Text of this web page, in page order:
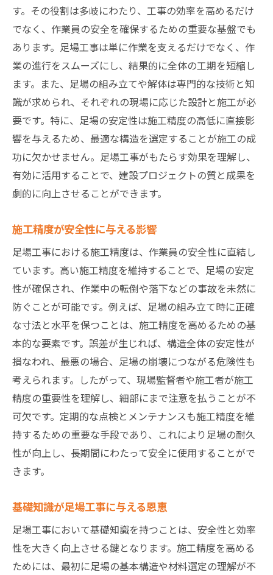
資格取得のメリットと現場での活用
施工精度向上に役立つ技術的要素
足場工事技術者に求められる資格と経験
足場工事における材料選定の影響とその改善策
適切な材料選定が施工精度に与える影響
施工現場における材料選定のポイント
改善された材料がもたらす施工精度の向上
環境に優しい材料選択の重要性
最新の材料技術とその活用法
熟練技術者による品質管理の手法
実践から学ぶ施工精度向上の秘訣
技術者の経験が施工精度に与える影響
足場工事の現場での品質向上テクニック
品質を高めるためのチームワークの重要性
成功したプロジェクトから学ぶ施工精度の
秘訣
柔軟な対応力が求められる足場工事の施工現場
施工現場での柔軟な対応が必要な理由
異なる現場条件への迅速な適応
予期せぬ事態に備えるための準備
柔軟な対応力が施工精度を高める
適応力がもたらす施工精度の向上
足場工事の施工精度を上げるための現場での工
夫
現場で活用できる施工精度向上のヒント
す。その役割は多岐にわたり、工事の効率を高めるだけ
でなく、作業員の安全を確保するための重要な基盤でも
あります。足場工事は単に作業を支えるだけでなく、作
業の進行をスムーズにし、結果的に全体の工期を短縮し
ます。また、足場の組み立てや解体は専門的な技術と知
識が求められ、それぞれの現場に応じた設計と施工が必
要です。特に、足場の安定性は施工精度の高低に直接影
響を与えるため、最適な構造を選定することが施工の成
功に欠かせません。足場工事がもたらす効果を理解し、
有効に活用することで、建設プロジェクトの質と成果を
劇的に向上させることができます。
施工精度が安全性に与える影響
足場工事における施工精度は、作業員の安全性に直結し
ています。高い施工精度を維持することで、足場の安定
性が確保され、作業中の転倒や落下などの事故を未然に
防ぐことが可能です。例えば、足場の組み立て時に正確
な寸法と水平を保つことは、施工精度を高めるための基
本的な要素です。誤差が生じれば、構造全体の安定性が
損なわれ、最悪の場合、足場の崩壊につながる危険性も
考えられます。したがって、現場監督者や施工者が施工
精度の重要性を理解し、細部にまで注意を払うことが不
可欠です。定期的な点検とメンテナンスも施工精度を維
持するための重要な手段であり、これにより足場の耐久
性が向上し、長期間にわたって安全に使用することがで
きます。
基礎知識が足場工事に与える恩恵
足場工事において基礎知識を持つことは、安全性と効率
性を大きく向上させる鍵となります。施工精度を高める
ためには、最初に足場の基本構造や材料選定の理解が不